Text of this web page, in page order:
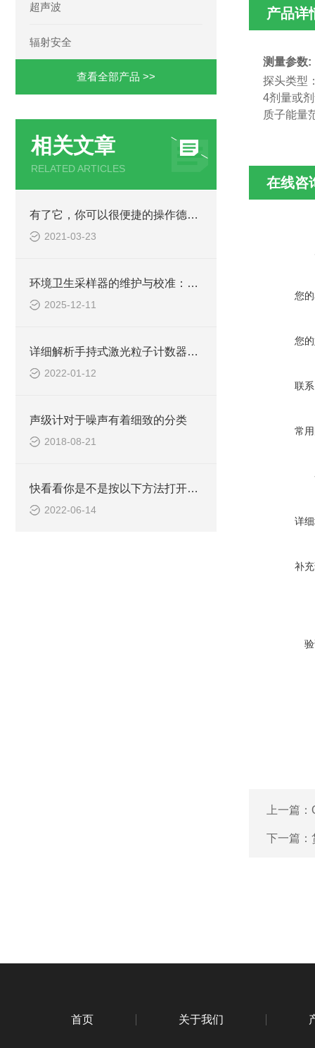
超声波
辐射安全
查看全部产品 >>
相关文章
RELATED ARTICLES
有了它，你可以很便捷的操作德国TESTO烟气分析仪
2021-03-23
环境卫生采样器的维护与校准：延长设备使用寿命的秘诀
2025-12-11
详细解析手持式激光粒子计数器的原理和使用光源
2022-01-12
声级计对于噪声有着细致的分类
2018-08-21
快看看你是不是按以下方法打开微波炉测量仪的？
2022-06-14
产品详
测量参数:
探头类型
4剂量或
质子能量
在线咨
您
您
联
常
详
补
上一篇：
下一篇：
首页 关于我们